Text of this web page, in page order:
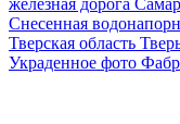
Снесенная
Тверская область
Украденное фото